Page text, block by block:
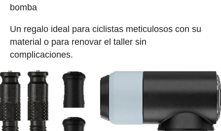
bomba
Un regalo ideal para ciclistas meticulosos con su
material o para renovar el taller sin
complicaciones.